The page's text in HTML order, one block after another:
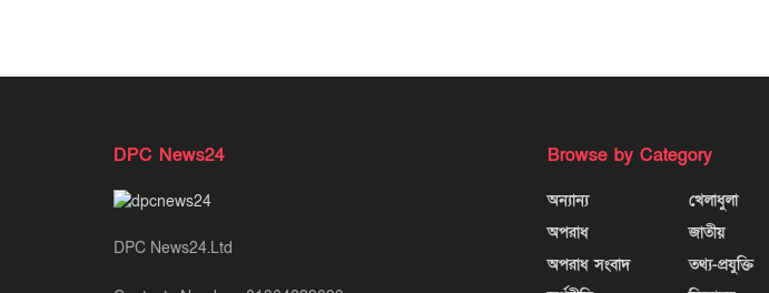
DPC News24
DPC News24.Ltd
Browse by Category
অন্যান্য
অপরাধ
অপরাধ সংবাদ
খেলাধুলা
জাতীয়
তথ্য-প্রযুক্তি